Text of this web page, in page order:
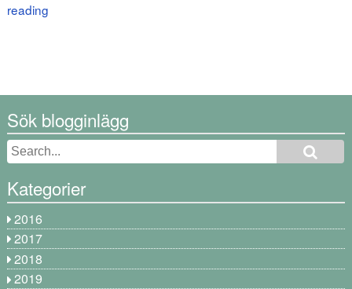
reading
Sök blogginlägg
Kategorier
2016
2017
2018
2019